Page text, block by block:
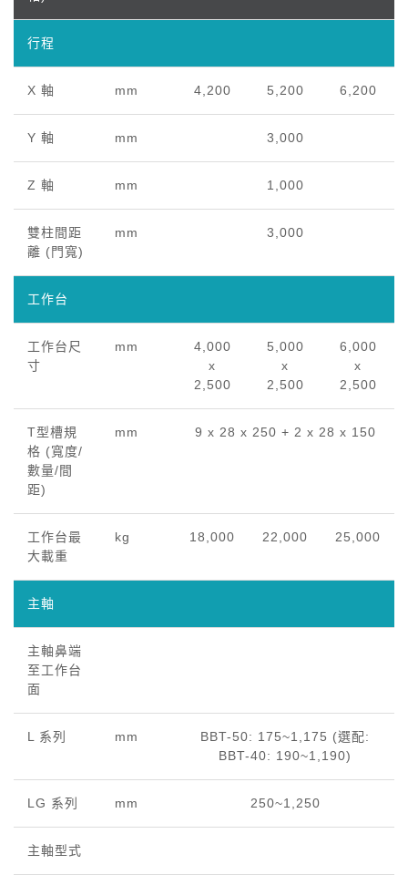
行程
X 軸 mm 4,200 5,200 6,200
Y 軸 mm 3,000
Z 軸 mm 1,000
雙柱間距
離 (門寬)
mm 3,000
工作台
工作台尺
寸
mm
4,000
x
2,500
5,000
x
2,500
6,000
x
2,500
T型槽規
格 (寬度/
數量/間
距)
mm 9 x 28 x 250 + 2 x 28 x 150
工作台最
大載重
kg 18,000 22,000 25,000
主軸
主軸鼻端
至工作台
面
L 系列 mm
BBT-50: 175~1,175 (選配:
BBT-40: 190~1,190)
LG 系列 mm 250~1,250
主軸型式